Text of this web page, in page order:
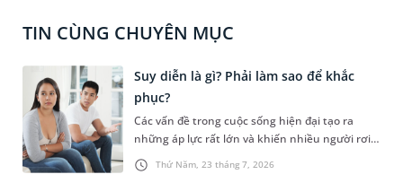
TIN CÙNG CHUYÊN MỤC
Thứ Năm, 23 tháng 7, 2026
Suy diễn là gì? Phải làm sao để khắc
phục?
Các vấn đề trong cuộc sống hiện đại tạo ra
những áp lực rất lớn và khiến nhiều người rơi
vào trạng thái suy nghĩ quá mức hay suy diễn
sự việc đến mức bị vướng vào những vòng xoáy